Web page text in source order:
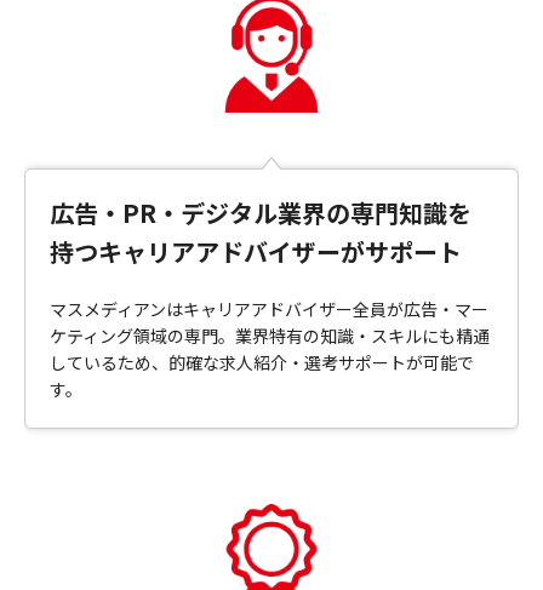
広告・PR・デジタル業界の専門知識を
持つキャリアアドバイザーがサポート
マスメディアンはキャリアアドバイザー全員が広告・マー
ケティング領域の専門。業界特有の知識・スキルにも精通
しているため、的確な求人紹介・選考サポートが可能で
す。